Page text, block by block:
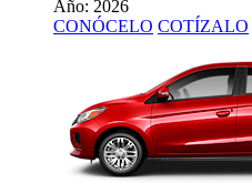
Año: 2026
CONÓCELO COTÍZALO